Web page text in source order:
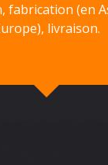
fabrication (en
livraison.